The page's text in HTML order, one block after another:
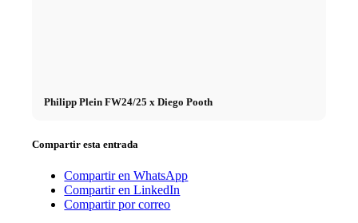
Philipp Plein FW24/25 x Diego Pooth
Compartir esta entrada
Compartir en WhatsApp
Compartir en LinkedIn
Compartir por correo